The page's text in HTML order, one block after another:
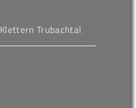
Klettern Trubachtal